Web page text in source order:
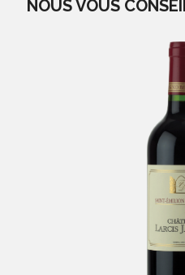
NOUS VOUS
Château
Saint Emilion,